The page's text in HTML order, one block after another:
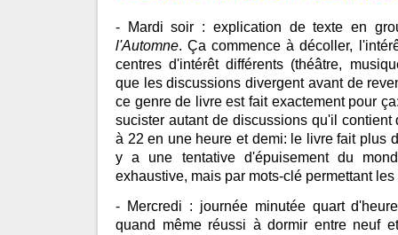
- Mardi soir : explication de texte en
l'Automne. Ça commence à décoller,
centres d'intérêt différents (théâtre,
que les discussions divergent avant de
ce genre de livre est fait exactement pour
sucister autant de discussions qu'il
à 22 en une heure et demi: le livre fait plus
y a une tentative d'épuisement du
exhaustive, mais par mots-clé permettant
- Mercredi : journée minutée quart
quand même réussi à dormir entre neuf